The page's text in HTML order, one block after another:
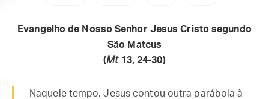
Evangelho de Nosso Senhor Jesus Cristo segundo
São Mateus
(Mt13, 24-30)
Naquele tempo, Jesus contou outra parábola à